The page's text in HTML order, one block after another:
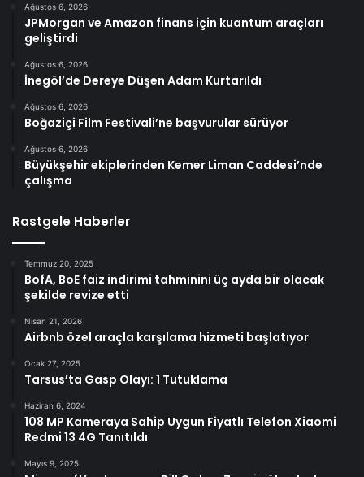
Ağustos 6, 2026
JPMorgan ve Amazon finans için kuantum araçları
geliştirdi
Ağustos 6, 2026
İnegöl’de Dereye Düşen Adam Kurtarıldı
Ağustos 6, 2026
Boğaziçi Film Festivali’ne başvurular sürüyor
Ağustos 6, 2026
Büyükşehir ekiplerinden Kemer Liman Caddesi’nde
çalışma
Rastgele Haberler
Temmuz 20, 2025
BofA, BoE faiz indirimi tahminini üç ayda bir olacak
şekilde revize etti
Nisan 21, 2026
Airbnb özel araçla karşılama hizmeti başlatıyor
Ocak 27, 2025
Tarsus’ta Gasp Olayı: 1 Tutuklama
Haziran 6, 2024
108 MP Kameraya Sahip Uygun Fiyatlı Telefon Xiaomi
Redmi 13 4G Tanıtıldı
Mayıs 9, 2025